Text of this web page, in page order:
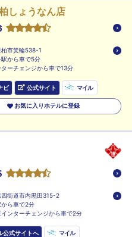
しょうなん店
柏市箕輪538-1
から車で5分
ーチェンジから車で13分
ビ 公式サイト マイル
お気に入りホテルに登録
四街道市内黒田315-2
から車で2分
インターチェンジから車で2分
公式サイトへ マイル